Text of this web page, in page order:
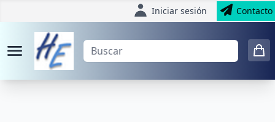
Iniciar sesión Contacto